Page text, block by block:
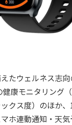
たウェルネス志
健康モニタリング
クス度）のほか
ホ連動通知・天